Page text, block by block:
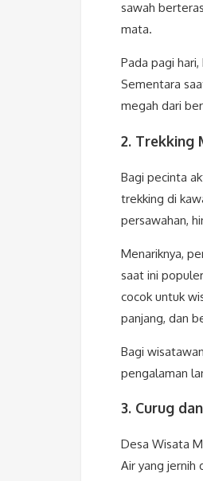
sawah
mata.
Pada pagi
Sementara
megah dari
2. Trekking
Bagi pecinta
trekking di
persawahan,
Menariknya,
saat ini
cocok untuk
panjang, dan
Bagi
pengalaman
3. Curug
Desa Wisata
Air yang jernih